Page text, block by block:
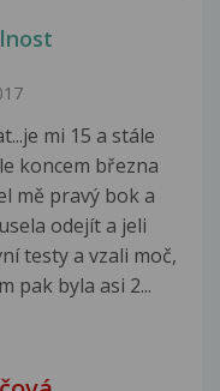
mi 15 a stále
koncem března
mě pravý bok a
odejít a jeli
testy a vzali moč,
pak byla asi 2...